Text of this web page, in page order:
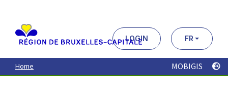
contenu
principal
LOGIN FR
Home MOBIGIS